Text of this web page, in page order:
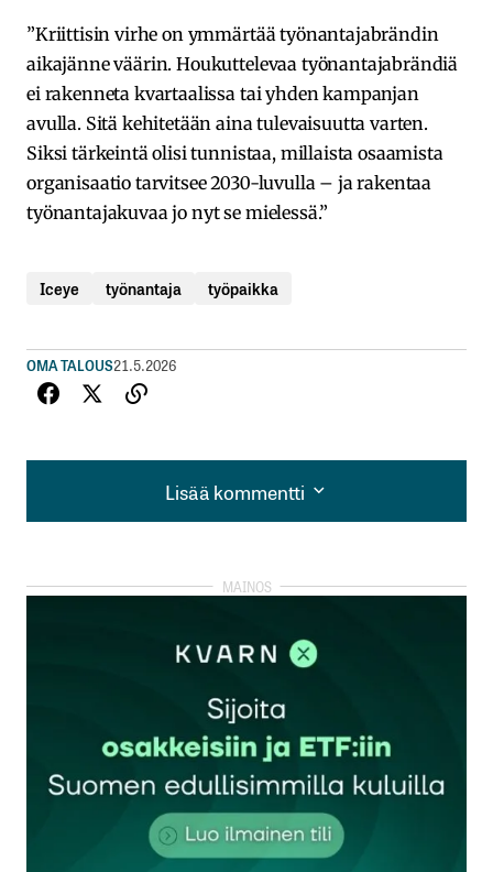
”Kriittisin virhe on ymmärtää työnantajabrändin
aikajänne väärin. Houkuttelevaa työnantajabrändiä
ei rakenneta kvartaalissa tai yhden kampanjan
avulla. Sitä kehitetään aina tulevaisuutta varten.
Siksi tärkeintä olisi tunnistaa, millaista osaamista
organisaatio tarvitsee 2030-luvulla – ja rakentaa
työnantajakuvaa jo nyt se mielessä.”
Iceye työnantaja työpaikka
OMA TALOUS21.5.2026
Lisää kommentti
Lisää kommentti
kirjautua
rekisteröityä
Sähköpostiosoitettasi ei julkaista.Pakolliset
kentät on merkitty*